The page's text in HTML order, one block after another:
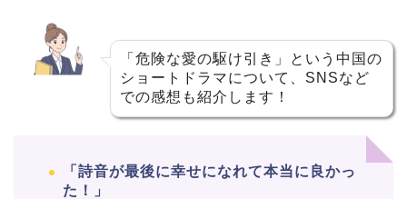
「危険な愛の駆け引き」という中国の
ショートドラマについて、SNSなど
での感想も紹介します！
「詩音が最後に幸せになれて本当に良かっ
た！」